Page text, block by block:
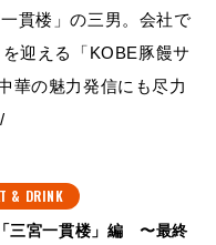
貫楼」の三男。会社で
迎える「KOBE豚饅サ
華の魅力発信にも尽力
& DRINK
三宮一貫楼」編 〜最終